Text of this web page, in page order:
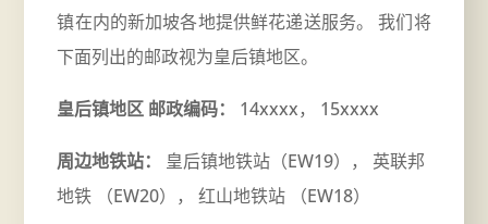
镇在内的新加坡各地提供鲜花递送服务。 我们将
下面列出的邮政视为皇后镇地区。
皇后镇地区 邮政编码： 14xxxx， 15xxxx
周边地铁站：
皇后镇地铁站（EW19）， 英联邦
地铁 （EW20）， 红山地铁站 （EW18）